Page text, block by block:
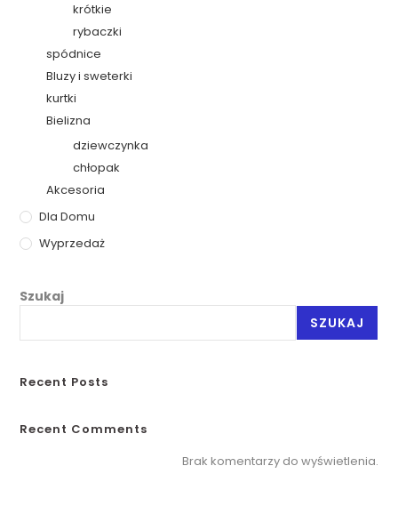
krótkie
rybaczki
spódnice
Bluzy i sweterki
kurtki
Bielizna
dziewczynka
chłopak
Akcesoria
Dla Domu
Wyprzedaż
Szukaj
SZUKAJ
Recent Posts
Recent Comments
Brak komentarzy do wyświetlenia.